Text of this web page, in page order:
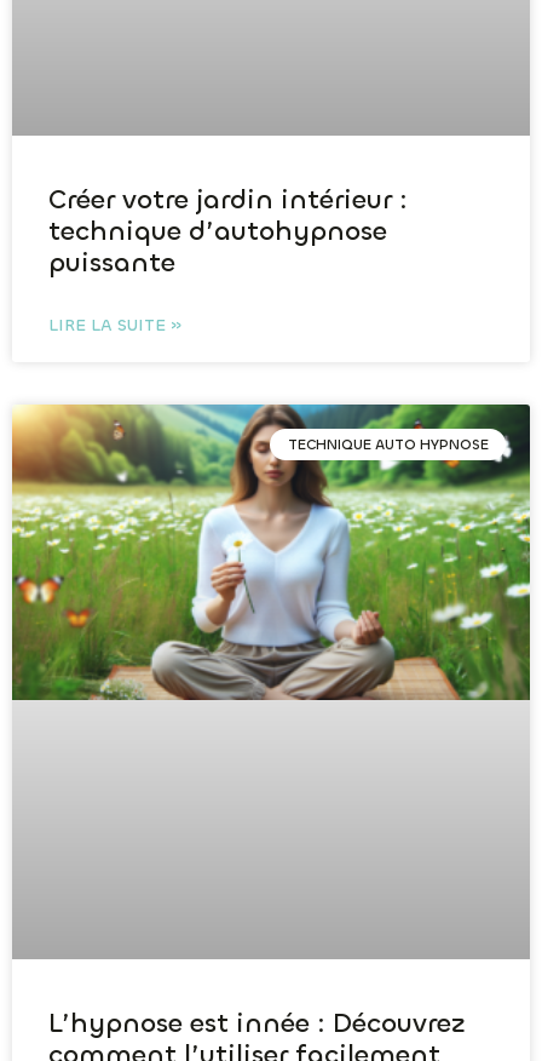
Créer votre jardin intérieur :
technique d’autohypnose
puissante
LIRE LA SUITE »
TECHNIQUE AUTO HYPNOSE
L’hypnose est innée : Découvrez